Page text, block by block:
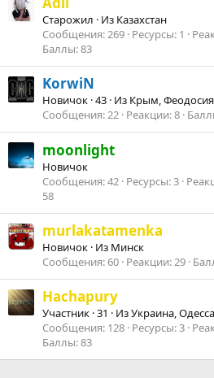
Старожил · Из Казахстан
Сообщения 269 Ресурсы 1
Баллы 83
KorwiN
Новичок ·43 · Из Крым, Феодосия
Сообщения 22 Реакции 8
moonlight
Новичок
Сообщения 42 Ресурсы 3
58
murlakatamenka
Новичок · Из Минск
Сообщения 60 Реакции 29
Hachapury
Участник ·31 · ИзУкраина, Одесса
Сообщения 128 Ресурсы 3
Баллы 83